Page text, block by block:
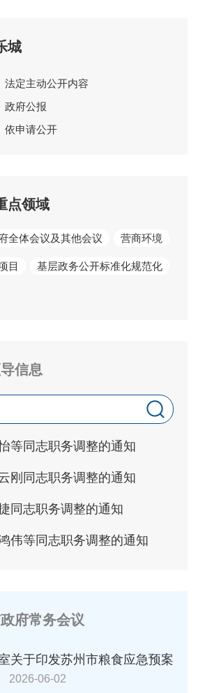
城
法定主动公开内容
政府公报
依申请公开
点领域
全体会议及其他会议 营商环境
目 基层政务公开标准化规范化
信息
等同志职务调整的通知
刚同志职务调整的通知
同志职务调整的通知
伟等同志职务调整的通知
府常务会议
关于印发苏州市粮食应急预案
2026-06-02